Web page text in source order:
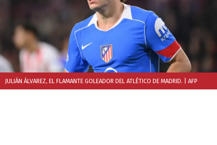
JULIÁN ÁLVAREZ, EL FLAMANTE GOLEADOR DEL ATLÉTICO DE MADRID. | AFP